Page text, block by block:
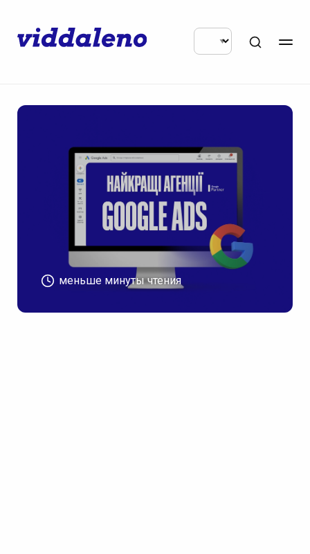
меньше минуты чтения